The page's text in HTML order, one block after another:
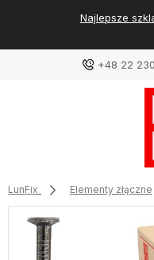
Najlepsze
+48 22
LunFix Elementy złączne